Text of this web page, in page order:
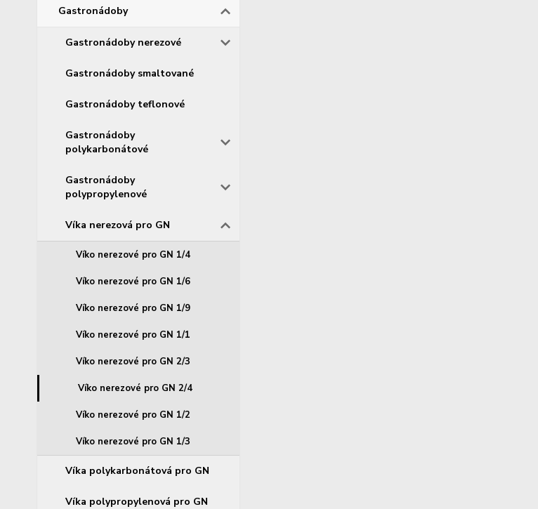
Gastronádoby
Gastronádoby nerezové
Gastronádoby smaltované
Gastronádoby teflonové
Gastronádoby
polykarbonátové
Gastronádoby
polypropylenové
Víka nerezová pro GN
Víko nerezové pro GN 1/4
Víko nerezové pro GN 1/6
Víko nerezové pro GN 1/9
Víko nerezové pro GN 1/1
Víko nerezové pro GN 2/3
Víko nerezové pro GN 2/4
Víko nerezové pro GN 1/2
Víko nerezové pro GN 1/3
Víka polykarbonátová pro GN
Víka polypropylenová pro GN